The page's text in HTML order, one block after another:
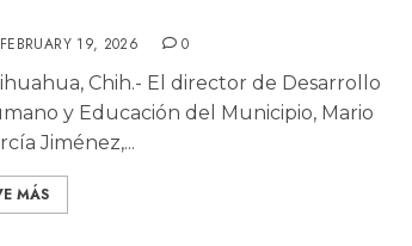
FEBRUARY 19, 2026 0
Chih.- El director de Desarrollo
y Educación del Municipio, Mario
Jiménez,...
MÁS